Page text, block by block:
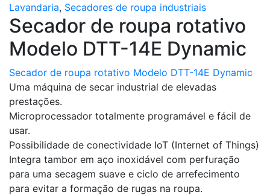
Lavandaria, Secadores de roupa industriais
Secador de roupa rotativo
Modelo DTT-14E Dynamic
Secador de roupa rotativo Modelo DTT-14E Dynamic
Uma máquina de secar industrial de elevadas
prestações.
Microprocessador totalmente programável e fácil de
usar.
Possibilidade de conectividade IoT (Internet of Things)
Integra tambor em aço inoxidável com perfuração
para uma secagem suave e ciclo de arrefecimento
para evitar a formação de rugas na roupa.